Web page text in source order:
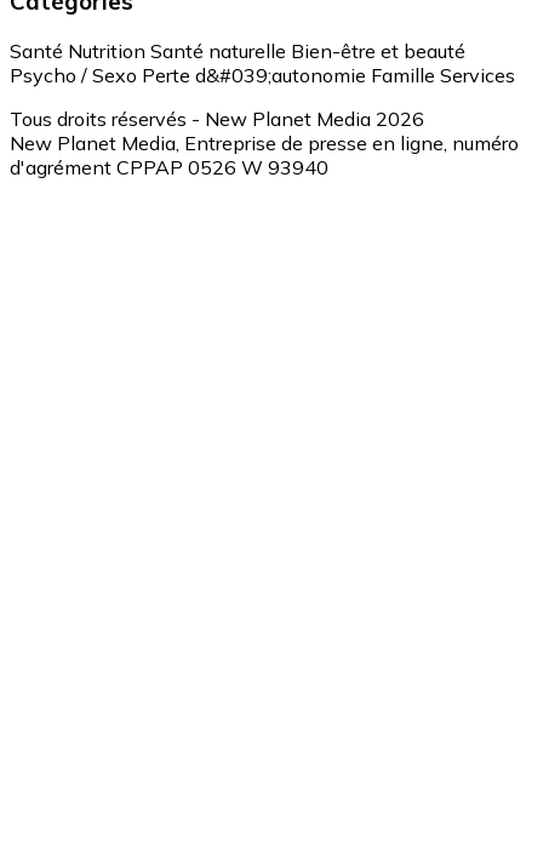
Santé Nutrition Santé naturelle Bien-être et beauté
Psycho / Sexo Perte d&#039;autonomie Famille Services
Tous droits réservés - New Planet Media 2026
New Planet Media, Entreprise de presse en ligne, numéro
d'agrément CPPAP 0526 W 93940